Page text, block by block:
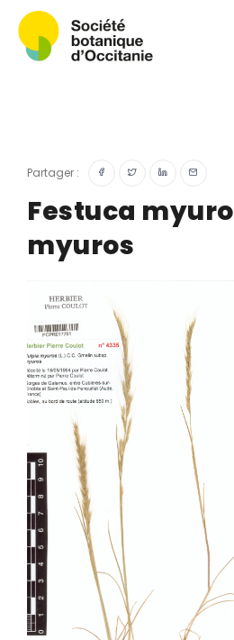
Herbier PCPR
Ressources
Contact
Partager :
Festuca
myuros